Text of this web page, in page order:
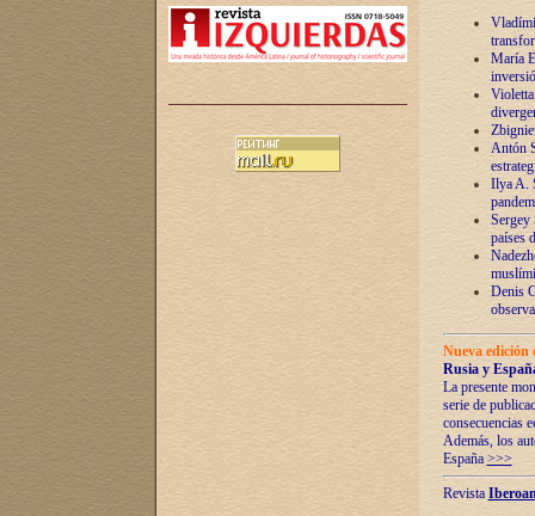
María
Antón
Ilya A.
Sergey
países
Denis
Nueva
Rusia y
La presente
serie de
consecuencias
Además, los
España >>>
Revista